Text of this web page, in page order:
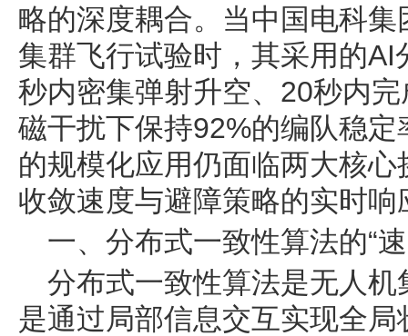
略的深度耦合。当中国电科
集群飞行试验时，其采用的
秒内密集弹射升空、20秒内
磁干扰下保持92%的编队稳
的规模化应用仍面临两大核
收敛速度与避障策略的实时响
一、分布式一致性算法的“
分布式一致性算法是无人机
是通过局部信息交互实现全